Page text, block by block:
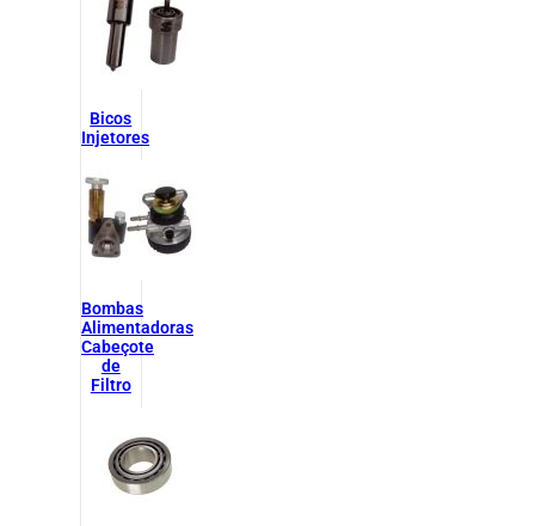
Bicos
Injetores
Bombas
Alimentadoras
Cabeçote
de
Filtro